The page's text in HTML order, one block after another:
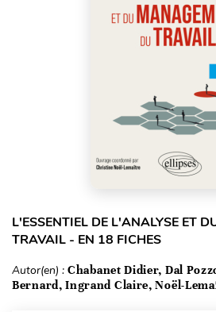
L'ESSENTIEL DE L'ANALYSE ET
TRAVAIL - EN 18 FICHES
Autor(en) : Chabanet Didier, Dal
Bernard, Ingrand Claire, Noël-